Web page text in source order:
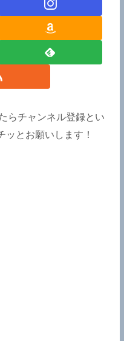
らチャンネル登録とい
ッとお願いします！